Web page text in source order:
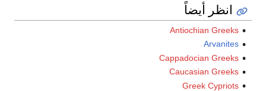
انظر أيضاً
Antiochian Greeks
Arvanites
Cappadocian Greeks
Caucasian Greeks
Greek Cypriots